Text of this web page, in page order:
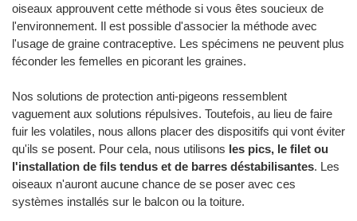
oiseaux approuvent cette méthode si vous êtes soucieux de
l'environnement. Il est possible d'associer la méthode avec
l'usage de graine contraceptive. Les spécimens ne peuvent plus
féconder les femelles en picorant les graines.
Nos solutions de protection anti-pigeons ressemblent
vaguement aux solutions répulsives. Toutefois, au lieu de faire
fuir les volatiles, nous allons placer des dispositifs qui vont éviter
qu'ils se posent. Pour cela, nous utilisons les pics, le filet ou
l'installation de fils tendus et de barres déstabilisantes. Les
oiseaux n'auront aucune chance de se poser avec ces
systèmes installés sur le balcon ou la toiture.